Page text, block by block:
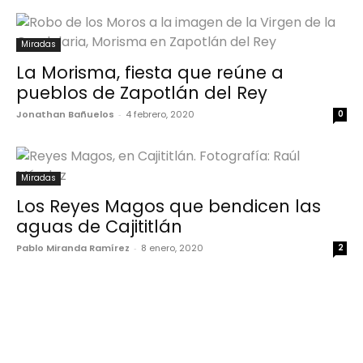
Miradas
La Morisma, fiesta que reúne a
pueblos de Zapotlán del Rey
Jonathan Bañuelos - 4 febrero, 2020 0
Miradas
Los Reyes Magos que bendicen las
aguas de Cajititlán
Pablo Miranda Ramírez - 8 enero, 2020 2